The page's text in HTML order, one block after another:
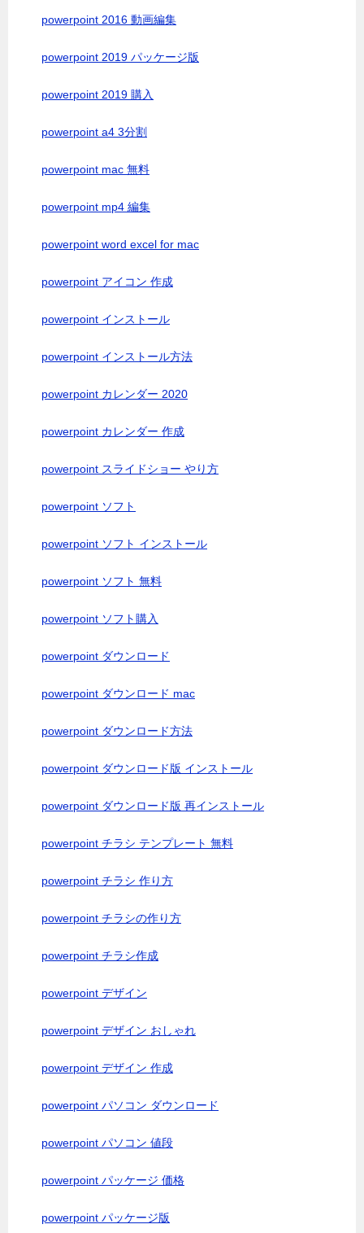
powerpoint 2016 動画編集
powerpoint 2019 パッケージ版
powerpoint 2019 購入
powerpoint a4 3分割
powerpoint mac 無料
powerpoint mp4 編集
powerpoint word excel for mac
powerpoint アイコン 作成
powerpoint インストール
powerpoint インストール方法
powerpoint カレンダー 2020
powerpoint カレンダー 作成
powerpoint スライドショー やり方
powerpoint ソフト
powerpoint ソフト インストール
powerpoint ソフト 無料
powerpoint ソフト購入
powerpoint ダウンロード
powerpoint ダウンロード mac
powerpoint ダウンロード方法
powerpoint ダウンロード版 インストール
powerpoint ダウンロード版 再インストール
powerpoint チラシ テンプレート 無料
powerpoint チラシ 作り方
powerpoint チラシの作り方
powerpoint チラシ作成
powerpoint デザイン
powerpoint デザイン おしゃれ
powerpoint デザイン 作成
powerpoint パソコン ダウンロード
powerpoint パソコン 値段
powerpoint パッケージ 価格
powerpoint パッケージ版